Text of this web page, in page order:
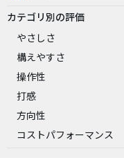
カテゴリ別の評価
やさしさ
構えやすさ
操作性
打感
方向性
コストパフォーマンス